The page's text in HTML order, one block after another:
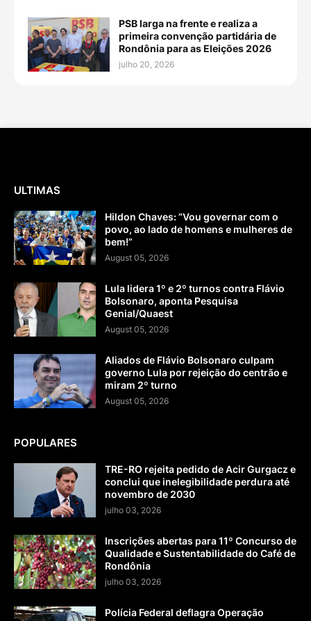
PSB larga na frente e realiza a
primeira convenção partidária de
Rondônia para as Eleições 2026
julho 20, 2026
ULTIMAS
Hildon Chaves: “Vou governar com o
povo, ao lado de homens e mulheres de
bem!”
August 05, 2026
Lula lidera 1º e 2º turnos contra Flávio
Bolsonaro, aponta Pesquisa
Genial/Quaest
August 05, 2026
Aliados de Flávio Bolsonaro culpam
governo Lula por rejeição do centrão e
miram 2º turno
August 05, 2026
POPULARES
TRE-RO rejeita pedido de Acir Gurgacz e
conclui que inelegibilidade perdura até
novembro de 2030
julho 03, 2026
Inscrições abertas para 11º Concurso de
Qualidade e Sustentabilidade do Café de
Rondônia
julho 03, 2026
Polícia Federal deflagra Operação